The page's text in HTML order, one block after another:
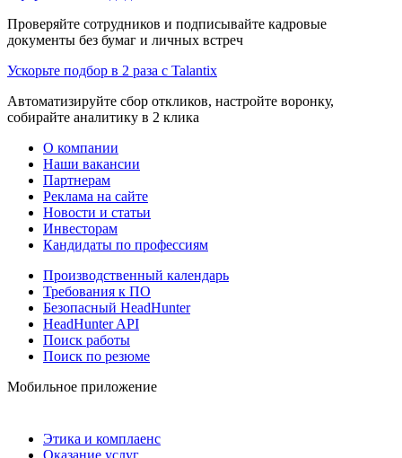
Проверяйте сотрудников и подписывайте кадровые
документы без бумаг и личных встреч
Ускорьте подбор в 2 раза с Talantix
Автоматизируйте сбор откликов, настройте воронку,
собирайте аналитику в 2 клика
О компании
Наши вакансии
Партнерам
Реклама на сайте
Новости и статьи
Инвесторам
Кандидаты по профессиям
Производственный календарь
Требования к ПО
Безопасный HeadHunter
HeadHunter API
Поиск работы
Поиск по резюме
Мобильное приложение
Этика и комплаенс
Оказание услуг